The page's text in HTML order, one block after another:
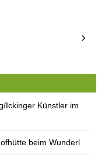
Ickinger Künstler im
beim Wunderl